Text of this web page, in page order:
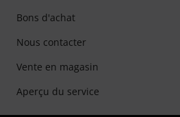
Bons d'achat
Nous contacter
Vente en magasin
Aperçu du service